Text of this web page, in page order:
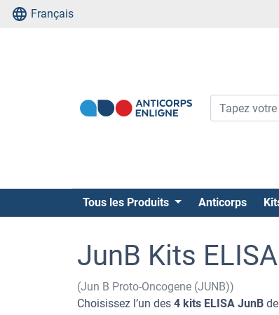
Français
Tous les Produits Anticorps
JunB Kits ELISA
(Jun B Proto-Oncogene (JUNB))
Choisissez l’un des 4 kits ELISA JunB